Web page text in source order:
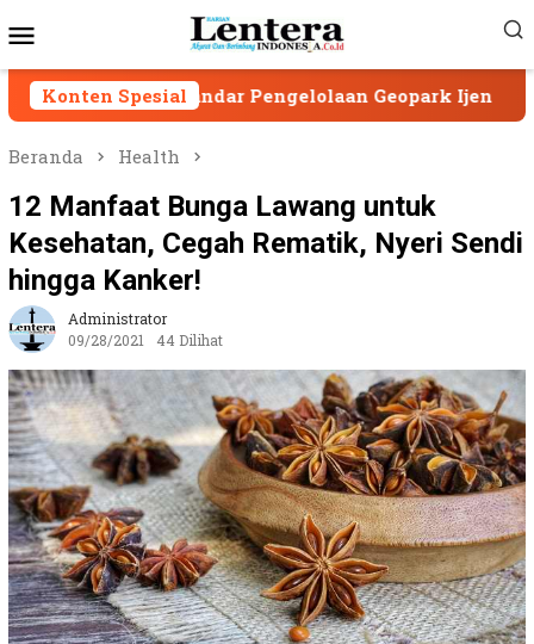
ke
Mobile
Konten Spesial
Pengelolaan Geopark Ijen Geopark Ijen
Beranda Health
12 Manfaat Bunga Lawang untuk
Kesehatan, Cegah Rematik, Nyeri Sendi
hingga Kanker!
Administrator
09/28/2021
44 Dilihat